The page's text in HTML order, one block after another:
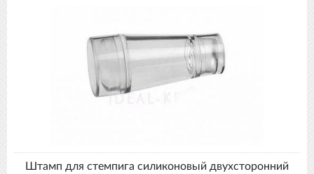
Штамп для стемпига силиконовый двухсторонний